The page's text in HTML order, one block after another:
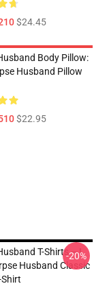
$24.45
Body Pillow:
Husband Pillow
$22.95
T-Shirts – I
Husband Classic
Shirt
-20%